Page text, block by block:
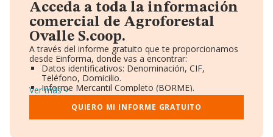
Acceda a toda la información
comercial de Agroforestal
Ovalle S.coop.
A través del informe gratuito que te proporcionamos
desde Einforma, donde vas a encontrar:
Datos identificativos: Denominación, CIF,
Teléfono, Domicilio.
Informe Mercantil Completo (BORME).
Gráficos de Evolución Ventas y Empleados.
Consejo de Administración y Administradores.
Directivos y Ejecutivos.
Ver más
QUIERO MI INFORME GRATUITO